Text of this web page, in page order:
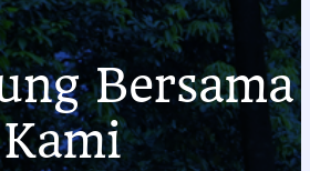
Bersama
Kami